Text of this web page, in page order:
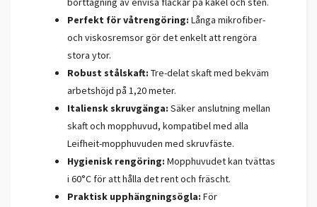
Perfekt för våtrengöring: Långa mikrofiber-
och viskosremsor gör det enkelt att rengöra
stora ytor.
Robust stålskaft: Tre-delat skaft med bekväm
arbetshöjd på 1,20 meter.
Italiensk skruvgänga: Säker anslutning mellan
skaft och mopphuvud, kompatibel med alla
Leifheit-mopphuvuden med skruvfäste.
Hygienisk rengöring: Mopphuvudet kan tvättas
i 60°C för att hålla det rent och fräscht.
Praktisk upphängningsögla: För